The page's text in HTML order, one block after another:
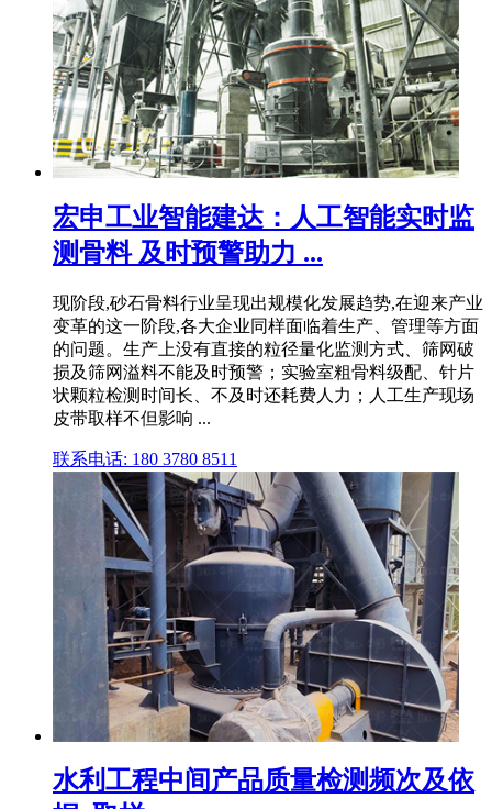
宏申工业智能建达：人工智能实时监
测骨料 及时预警助力 ...
现阶段,砂石骨料行业呈现出规模化发展趋势,在迎来产业
变革的这一阶段,各大企业同样面临着生产、管理等方面
的问题。生产上没有直接的粒径量化监测方式、筛网破
损及筛网溢料不能及时预警；实验室粗骨料级配、针片
状颗粒检测时间长、不及时还耗费人力；人工生产现场
皮带取样不但影响 ...
联系电话: 180 3780 8511
水利工程中间产品质量检测频次及依